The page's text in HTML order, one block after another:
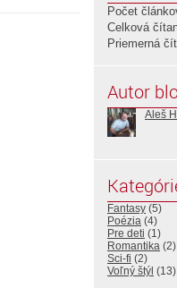
Počet
Celková
Priemerná
Autor
Aleš
Fantasy (5)
Poézia (4)
Pre deti (1)
Romantika (2)
Sci-fi (2)
Voľný štýl (13)